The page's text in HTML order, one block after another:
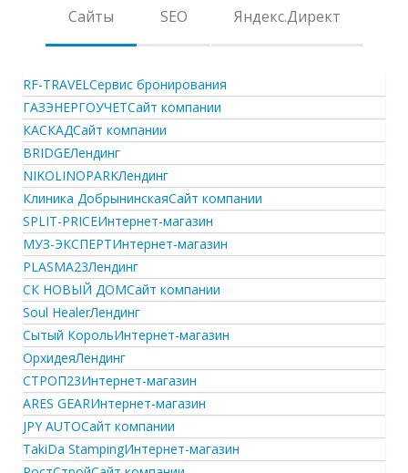
Сайты SEO Яндекс.Директ
RF-TRAVELСервис бронирования
ГАЗЭНЕРГОУЧЕТСайт компании
КАСКАДСайт компании
BRIDGEЛендинг
NIKOLINOPARKЛендинг
Клиника ДобрынинскаяСайт компании
SPLIT-PRICEИнтернет-магазин
МУЗ-ЭКСПЕРТИнтернет-магазин
PLASMA23Лендинг
СК НОВЫЙ ДОМСайт компании
Soul HealerЛендинг
Сытый КорольИнтернет-магазин
ОрхидеяЛендинг
СТРОП23Интернет-магазин
ARES GEARИнтернет-магазин
JPY AUTOСайт компании
TakiDa StampingИнтернет-магазин